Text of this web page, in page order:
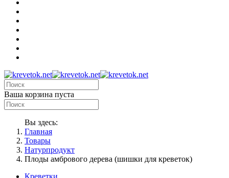
Ваша корзина пуста
Вы здесь:
Главная
Товары
Натурпродукт
Плоды амбрового дерева (шишки для креветок)
Креветки